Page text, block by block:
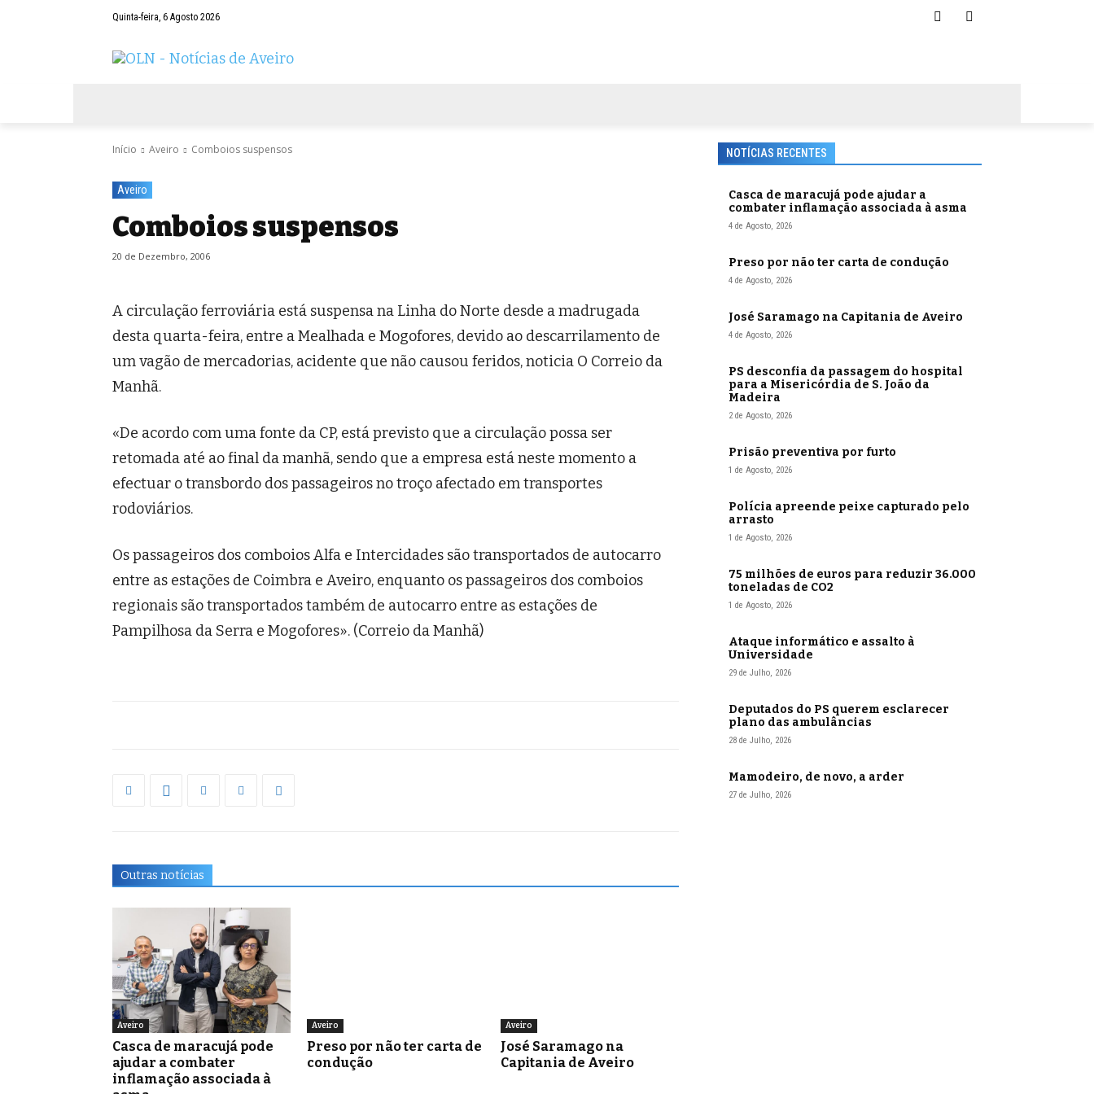
Quinta-feira, 6 Agosto 2026
Início Aveiro Comboios suspensos
Aveiro
Comboios suspensos
20 de Dezembro, 2006
A circulação ferroviária está suspensa na Linha do Norte desde a madrugada
desta quarta-feira, entre a Mealhada e Mogofores, devido ao descarrilamento de
um vagão de mercadorias, acidente que não causou feridos, noticia O Correio da
Manhã.
«De acordo com uma fonte da CP, está previsto que a circulação possa ser
retomada até ao final da manhã, sendo que a empresa está neste momento a
efectuar o transbordo dos passageiros no troço afectado em transportes
rodoviários.
Os passageiros dos comboios Alfa e Intercidades são transportados de autocarro
entre as estações de Coimbra e Aveiro, enquanto os passageiros dos comboios
regionais são transportados também de autocarro entre as estações de
Pampilhosa da Serra e Mogofores». (Correio da Manhã)
Outras notícias
Aveiro
Casca de maracujá pode
ajudar a combater
inflamação associada à
Aveiro
Preso por não ter carta de
condução
Aveiro
José Saramago na
Capitania de Aveiro
NOTÍCIAS RECENTES
Casca de maracujá pode ajudar a
combater inflamação associada à asma
4 de Agosto, 2026
Preso por não ter carta de condução
4 de Agosto, 2026
José Saramago na Capitania de Aveiro
4 de Agosto, 2026
PS desconfia da passagem do hospital
para a Misericórdia de S. João da
Madeira
2 de Agosto, 2026
Prisão preventiva por furto
1 de Agosto, 2026
Polícia apreende peixe capturado pelo
arrasto
1 de Agosto, 2026
75 milhões de euros para reduzir 36.000
toneladas de CO2
1 de Agosto, 2026
Ataque informático e assalto à
Universidade
29 de Julho, 2026
Deputados do PS querem esclarecer
plano das ambulâncias
28 de Julho, 2026
Mamodeiro, de novo, a arder
27 de Julho, 2026